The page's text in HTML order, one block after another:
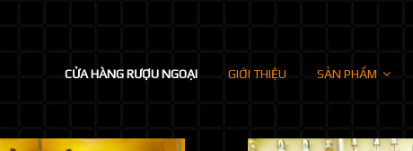
CỬA HÀNG RƯỢU NGOẠI GIỚI THIỆU SẢN PHẨM